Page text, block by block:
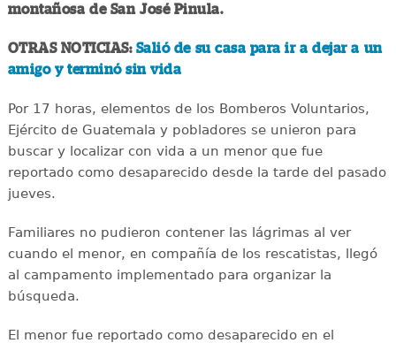
montañosa de San José Pinula.
OTRAS NOTICIAS: Salió de su casa para ir a dejar a un
amigo y terminó sin vida
Por 17 horas, elementos de los Bomberos Voluntarios,
Ejército de Guatemala y pobladores se unieron para
buscar y localizar con vida a un menor que fue
reportado como desaparecido desde la tarde del pasado
jueves.
Familiares no pudieron contener las lágrimas al ver
cuando el menor, en compañía de los rescatistas, llegó
al campamento implementado para organizar la
búsqueda.
El menor fue reportado como desaparecido en el